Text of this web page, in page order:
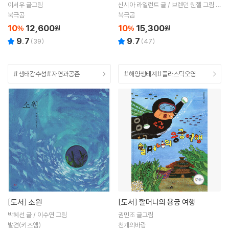
이서우 글그림
북극곰
10% 12,600원
9.7 (39)
신시아 라일런트 글 / 브렌던 웬젤 그림 /
이순영 역
북극곰
10% 15,300원
9.7 (47)
#생태감수성#자연과공존
[도서] 소원
박혜선 글 / 이수연 그림
발견(키즈엠)
#해양생태계#플라스틱오염
[도서] 할머니의 용궁 여행
권민조 글그림
천개의바람